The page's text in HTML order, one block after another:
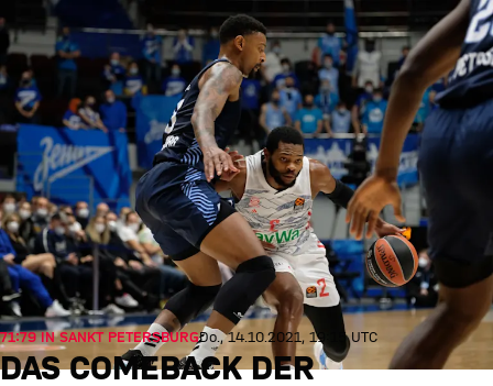
71:79 IN SANKT PETERSBURGDo., 14.10.2021, 19:15 UTC
DAS COMEBACK DER